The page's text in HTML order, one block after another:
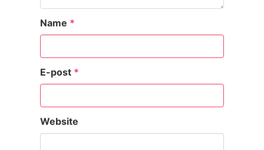
Name *
E-post *
Website